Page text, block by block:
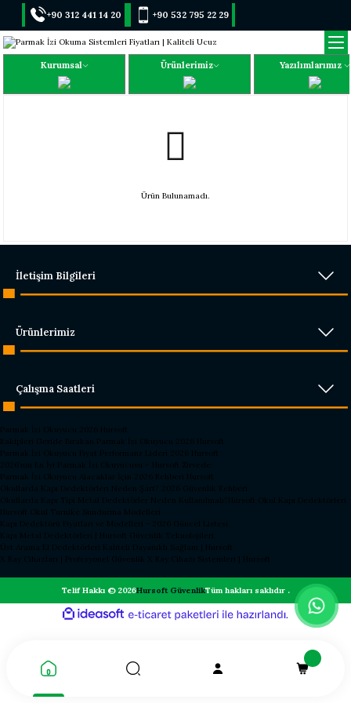
+90 312 441 14 20 +90 532 795 22 29
Kurumsal Ürünlerimiz Yazılımlarımız
Ürün Bulunamadı.
İletişim Bilgileri
Ürünlerimiz
Çalışma Saatleri
Parmak İzi Okuyucu 2026 Hursoft
Rakipleri Geride Bırakan Parmak İzi Okuyucu 2026 Hursoft
Parmak İzi Okuyucu Fiyat Performans Lideri 2026 Hursoft
2026’nın En İyi Parmak İzi Okuyucusu – Hursoft Zirvede
Parmak İzi Okuyucu Alacaklar İçin 2026 Rehberi Hursoft
Okullarda Kapı Dedektörleri Neden Şart? 2026 Güvenlik Rehberi
Okullarda Kapı Tipi Metal Dedektörler Neden Kullanılmalı?Hursoft Okul Kapı Dedektörleri
Hursoft Okul Turnike Sundurma Modelleri
Kapı Dedektörü Fiyatları ve Modelleri - 2026 Güncel Listesi
Kapı Metal Dedektörleri | Hursoft Güvenlik Teknolojileri
Üst Arama El Dedektörleri Kaliteli Dayanıklı Sağlam | Hursoft
X Ray Cihazları | Profesyonel Güvenlik X Ray Cihazı Sistemleri | Hursoft
Telif Hakkı © 2026Hursoft GüvenlikTüm hakları saklıdır .
ideasoft
e-
ile
hazırlandı.